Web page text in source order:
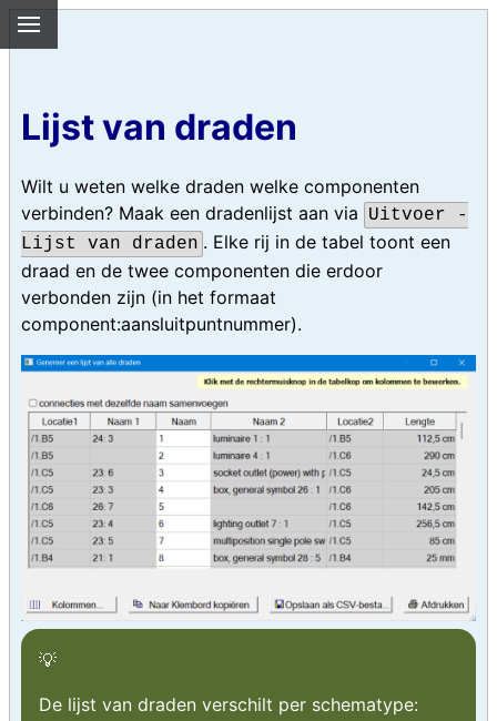
Lijst van draden
Wilt u weten welke draden welke componenten
verbinden? Maak een dradenlijst aan via
Uitvoer -
Lijst van draden . Elke rij in de tabel toont een
draad en de twee componenten die erdoor
verbonden zijn (in het formaat
component:aansluitpuntnummer).
De lijst van draden verschilt per schematype: